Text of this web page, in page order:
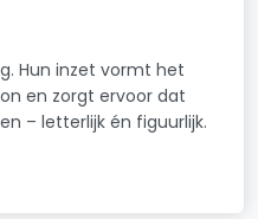
Hun inzet vormt het
en zorgt ervoor dat
– letterlijk én figuurlijk.